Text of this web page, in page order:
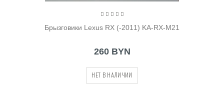
Брызговики Lexus RX (-2011) KA-RX-M21
260 BYN
НЕТ В НАЛИЧИИ